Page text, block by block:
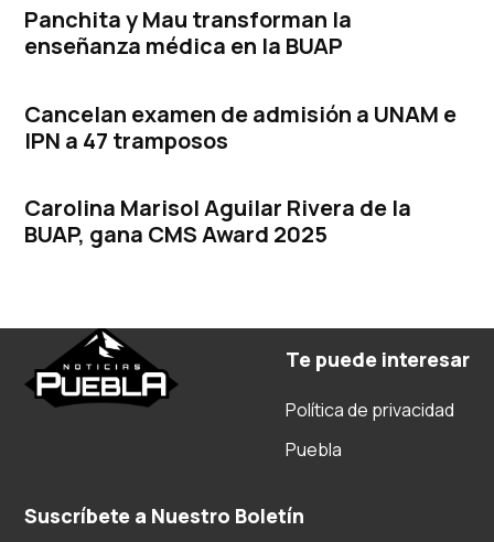
Panchita y Mau transforman la
enseñanza médica en la BUAP
Cancelan examen de admisión a UNAM e
IPN a 47 tramposos
Carolina Marisol Aguilar Rivera de la
BUAP, gana CMS Award 2025
Te puede interesar
Política de privacidad
Puebla
Suscríbete a Nuestro Boletín